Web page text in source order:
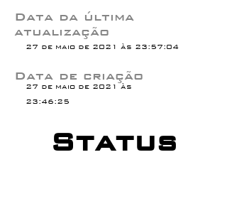
Data da última
atualização
27 de maio de 2021 às 23:57:04
27 de maio de 2021 às
23:46:25
Data de criação
Status